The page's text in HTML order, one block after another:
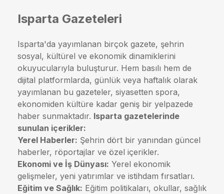
Isparta Gazeteleri
Isparta'da yayımlanan birçok gazete, şehrin
sosyal, kültürel ve ekonomik dinamiklerini
okuyucularıyla buluşturur. Hem basılı hem de
dijital platformlarda, günlük veya haftalık olarak
yayımlanan bu gazeteler, siyasetten spora,
ekonomiden kültüre kadar geniş bir yelpazede
haber sunmaktadır. Isparta gazetelerinde
sunulan içerikler:
Yerel Haberler: Şehrin dört bir yanından güncel
haberler, röportajlar ve özel içerikler.
Ekonomi ve İş Dünyası: Yerel ekonomik
gelişmeler, yeni yatırımlar ve istihdam fırsatları.
Eğitim ve Sağlık: Eğitim politikaları, okullar, sağlık